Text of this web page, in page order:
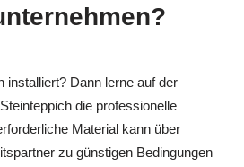
installiert? Dann lerne auf der
die professionelle
Material kann über
zu günstigen Bedingungen